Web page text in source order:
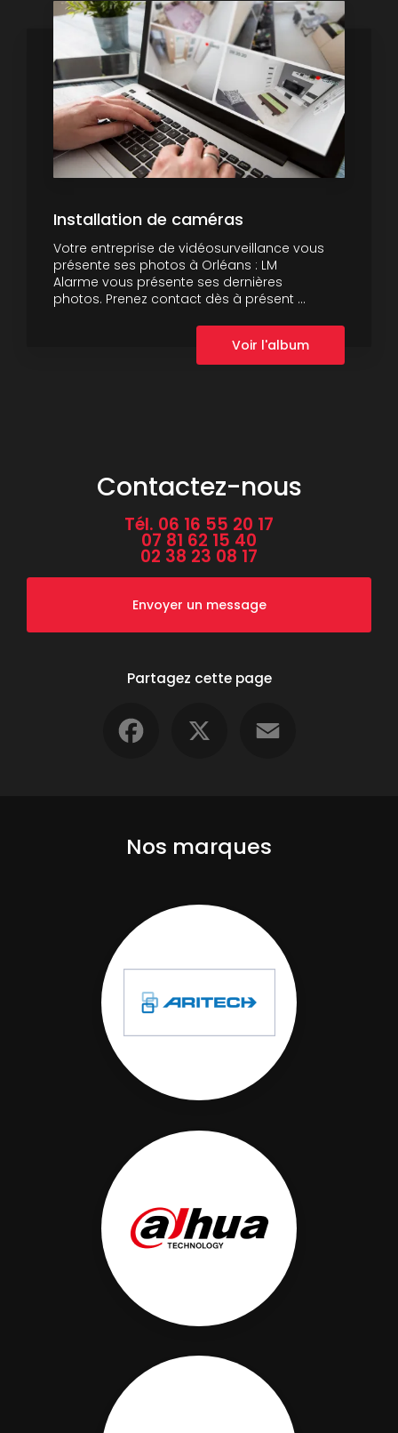
Installation de caméras
Votre entreprise de vidéosurveillance vous
présente ses photos à Orléans : LM
Alarme vous présente ses dernières
photos. Prenez contact dès à présent ...
Voir l'album
Contactez-nous
Tél. 06 16 55 20 17
07 81 62 15 40
02 38 23 08 17
Envoyer un message
Partagez cette page
Nos marques